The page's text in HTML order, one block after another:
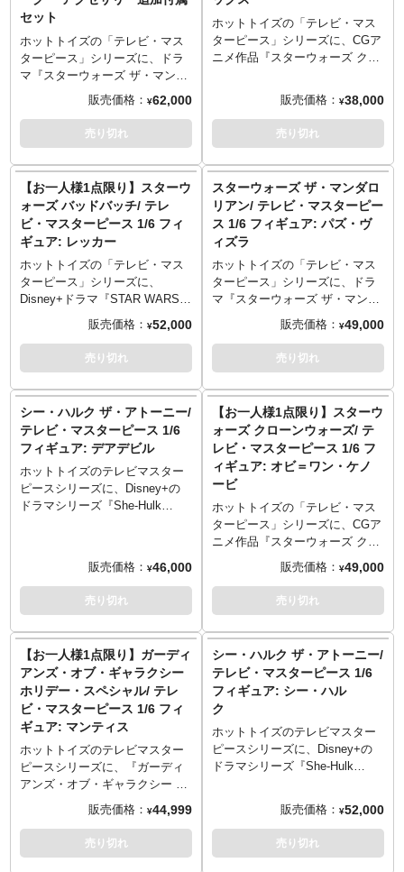
破損したダークセーバー（柄の
み）、マグネットで着脱可能な
ジェットパックと噴射エフェク
トパーツ、多彩な差し替え用ハ
台座が付属し、さまざまなシチ
ュエーションが演出可能。
※こちらの商品はお一人様1点ま
だきます。お一人様で複数のご
予約、同住所でのご予約・注文
が確認されましたらキャンセル
とさせていただきますのでご注
意ください。
とさせていただきますのでご注
意ください。
棘を有したディフィーターアー
ム、肩や腕にあしらわれたグリ
ーンのムーンライン、全身を覆
うエクスシェルアーマーなど、
質感やディテールにこだわり、
に。変身ベルト「世紀王ムーン
ドライバー」にはカバー展開の
ほか、カバー内部のバイタルサ
反射ギミックを搭載。「世紀王
ムーンドライバー」のシャドー
チャージャーには、眼部と同じ
くLEDライトアップを搭載。世
紀王シャドーブレード、ビルゲ
ニアが使うサタンサーベルと
鞘、多彩な差し替え用ハンドパ
ーツ、ロゴがデザインされた台
クションシーンが演出可能。
有したディフィーターアーム、
肩や腕にあしらわれたオレンジ
のサンライン、全身を覆うエク
スシェルアーマーなど、質感や
ラックライトなどを当てると光
を反射するギミックも頭部とボ
ディに採用。変身ベルト「世紀
ーツが展開できる変身前後のも
の、バイタルサーキット部がオ
レンジとなった変身後の2種が付
属し、使い分けが可能。「世紀
王サンドライバー」エナジーリ
アクターには、眼部と同じく
LEDライトアップを搭載。世紀
王ブラックブレード、多彩な差
デザインされた台座を使用すれ
ば、さまざまなアクションシー
ンが演出可能。
セット
ホットトイズの「テレビ・マス
ターピース」シリーズに、ドラ
マ『スターウォーズ ザ・マンダ
ロリアン』よりIG-12が、アクセ
サリー追加付属した豪華セット
でラインナップ。劇中でグロー
グーを乗せた姿を、全高約36セ
ュアとして立体化。LEDライト
アップを内蔵した頭部に、操縦
席を新設した胴体、その操縦席
で可動するレバー、露出したパ
イプやワイヤー、指の関節が可
動するハンド部など、ウェザリ
ングを追加し、細部に至るまで
精巧な仕上がりに。さらに
蔵。同スケールのグローグー
（全高約5センチ）、アンゼラ人
のドロイド職人、フルーツとス
用右腕パーツ、床面が造形され
た台座が付属し、劇中のさまざ
まなシチュエーションが再現可
能。さらにアクセサリー追加付
属セットでは、シーズン3の名場
面を彩ったアクセサリーが多数
付属。座った状態のグローグー
ズ・ヴィズラのオーバーヒート
したヘビー・ブラスター、ボ＝
カターン・クライズの右肩アー
ー、インペリアル・アーマー
ド・コマンドーのジェットパッ
クとシールドとエレクトロ・ラ
イオット・バトン、マウス・ド
ロイドが追加付属した豪華セッ
ト。
※こちらの商品はお一人様1点ま
でのご予約・注文とさせていた
だきます。お一人様で複数のご
予約、同住所でのご予約・注文
が確認されましたらキャンセル
とさせていただきますのでご注
意ください。
販売価格： ¥62,000
売り切れ
ホットトイズの「テレビ・マス
ターピース」シリーズに、CGア
ニメ作品『スターウォーズ クロ
ー・フォックスがラインナッ
プ。劇中の姿を、全高約31セン
チ、30箇所以上可動のフィギュ
アとして立体化。深紅のマーキ
ェイズ1」ヘルメット、胸に銀河
元老院のシンボルが入ったアー
マー、腰に着けたスカート状の
カーマなど、質感やディテール
にこだわり、ウェザリング塗装
の追加など、細部に至るまで精
巧な仕上がりに。ホルスターに
収納可能なブラスターピストル2
スターカービン、多彩な差し替
え用ハンドパーツ、床面が造形
された台座を使用し、さまざま
※こちらの商品はお一人様1点ま
でのご予約・注文とさせていた
だきます。お一人様で複数のご
予約、同住所でのご予約・注文
が確認されましたらキャンセル
とさせていただきますのでご注
意ください。
販売価格： ¥38,000
売り切れ
【お一人様1点限り】スターウ
ォーズ バッドバッチ/ テレ
ビ・マスターピース 1/6 フィ
ギュア: レッカー
ホットトイズの「テレビ・マス
ターピース」シリーズに、
Disney+ドラマ『STAR WARS
THE BAD BATCH』よりレッカ
ーがラインナップ。劇中のレッ
カーの姿を、全高約33センチ、
30箇所以上可動のフィギュアと
種（新規造形）が、差し替え可
能。特有のマーキングが入った
装甲服は、巨体を覆う大型のア
ーマーや、インナースーツな
ど、質感やディテールにこだわ
り、細部に至るまで精巧な仕上
ピストル、ホルスターに収納可
能なダガー、マグネットで着脱
可能なバックパック、多彩な差
カードが装着可能な台座を使用
し、さまざまな劇中シーンが演
出可能。
※こちらの商品はお一人様1点ま
でのご予約・注文とさせていた
だきます。お一人様で複数のご
予約、同住所でのご予約・注文
が確認されましたらキャンセル
とさせていただきますのでご注
販売価格： ¥52,000
売り切れ
スターウォーズ ザ・マンダロ
リアン/ テレビ・マスターピー
ス 1/6 フィギュア: パズ・ヴ
ィズラ
ホットトイズの「テレビ・マス
ターピース」シリーズに、ドラ
マ『スターウォーズ ザ・マンダ
ロリアン』よりパズ・ヴィズラ
がラインナップ。劇中の姿を、
全高約32センチ、30箇所以上可
動のフィギュアとして立体化。
が入った重厚アーマーは、マッ
トな金属、汚れや傷などのウェ
ザリングなど丁寧塗装。独特な
形状のヘルメット、ガントレッ
ト、インナースーツ、ユーティ
リティベルトなど、質感やディ
テールにこだわり、細部に至る
まで精巧な仕上がりに。着脱可
能なジェットパック、ジェット
腕に装着できるシールド、ジェ
ットパックに取付け可能なヘビ
ーブラスター、ナイフ、多彩な
が造形された台座が付属し、さ
まざまな劇中シーンの演出が可
能。
販売価格： ¥49,000
売り切れ
シー・ハルク ザ・アトーニー/
テレビ・マスターピース 1/6
フィギュア: デアデビル
ホットトイズのテレビマスター
ピースシリーズに、Disney+の
ドラマシリーズ『She-Hulk
ィギュアとして立体化。マスク
装着した頭部、マット・マード
ック素顔となるチャーリー・コ
替えが可能。原作コミック初期
をモチーフにしたカラーリング
のコスチュームは、ディテール
や素材にこだわり抜き、質感に
至るまで精巧な仕上がりに。着
脱可能な素顔用サングラス、ト
レードマークであるビリークラ
ブ3種（2本に分かれた状態、連
結した状態、ヌンチャク状
パーツ、作品のロゴなどがデザ
インされた台座を使用し、さま
ざまな劇中シーンでのディスプ
販売価格： ¥46,000
売り切れ
【お一人様1点限り】スターウ
ォーズ クローンウォーズ/ テ
レビ・マスターピース 1/6 フ
ィギュア: オビ＝ワン・ケノ
ービ
ホットトイズの「テレビ・マス
ターピース」シリーズに、CGア
ニメ作品『スターウォーズ クロ
ーンウォーズ』よりオビ＝ワ
ン・ケノービがラインナップ。
劇中の姿を、全高約31センチ、
30箇所以上可動のフィギュアと
ハンドペイントにより丁寧に塗
装。胸や腕に装備した白いアー
マー、肩当てに刻まれたジェダ
イ・オーダーのシンボル、着脱
可能なマント、チュニックやベ
ルトといった衣装は、質感やデ
ィテールにこだわり、細部に至
ーパーの「フェイズ1」ヘルメッ
トに変更可能。ライトセーバー
はLEDライトアップ搭載モデル
販売価格： ¥49,000
売り切れ
【お一人様1点限り】ガーディ
アンズ・オブ・ギャラクシー
ホリデー・スペシャル/ テレ
ビ・マスターピース 1/6 フィ
ギュア: マンティス
ホットトイズのテレビマスター
ピースシリーズに、『ガーディ
アンズ・オブ・ギャラクシー ホ
リデー・スペシャル』からマン
ティスが登場。劇中のマンティ
スを全高約31センチ（触角含
む）、28箇所以上可動のフィギ
販売価格： ¥44,999
売り切れ
シー・ハルク ザ・アトーニー/
テレビ・マスターピース 1/6
フィギュア: シー・ハル
ク
ホットトイズのテレビマスター
ピースシリーズに、Disney+の
ドラマシリーズ『She-Hulk
ルクが登場。劇中の姿を、全高
約36センチ、30箇所以上可動の
フィギュアとして立体化。タチ
アナ・マスラニー演じる「シ
販売価格： ¥52,000
売り切れ